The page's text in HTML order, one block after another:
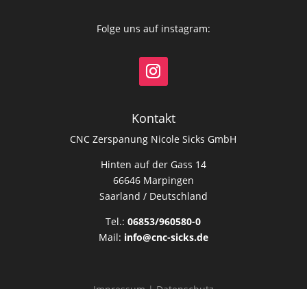
Folge uns auf instagram:
Kontakt
CNC Zerspanung Nicole Sicks GmbH
Hinten auf der Gass 14
66646 Marpingen
Saarland / Deutschland
Tel.: 06853/960580-0
Mail: info@cnc-sicks.de